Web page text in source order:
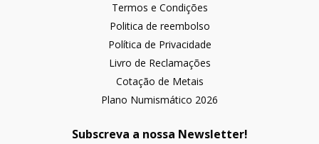
Termos e Condições
Politica de reembolso
Política de Privacidade
Livro de Reclamações
Cotação de Metais
Plano Numismático 2026
Subscreva a nossa Newsletter!